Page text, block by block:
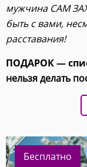
мужчина САМ
быть с вами,
расставания!
ПОДАРОК —
нельзя делать
Бесплатно